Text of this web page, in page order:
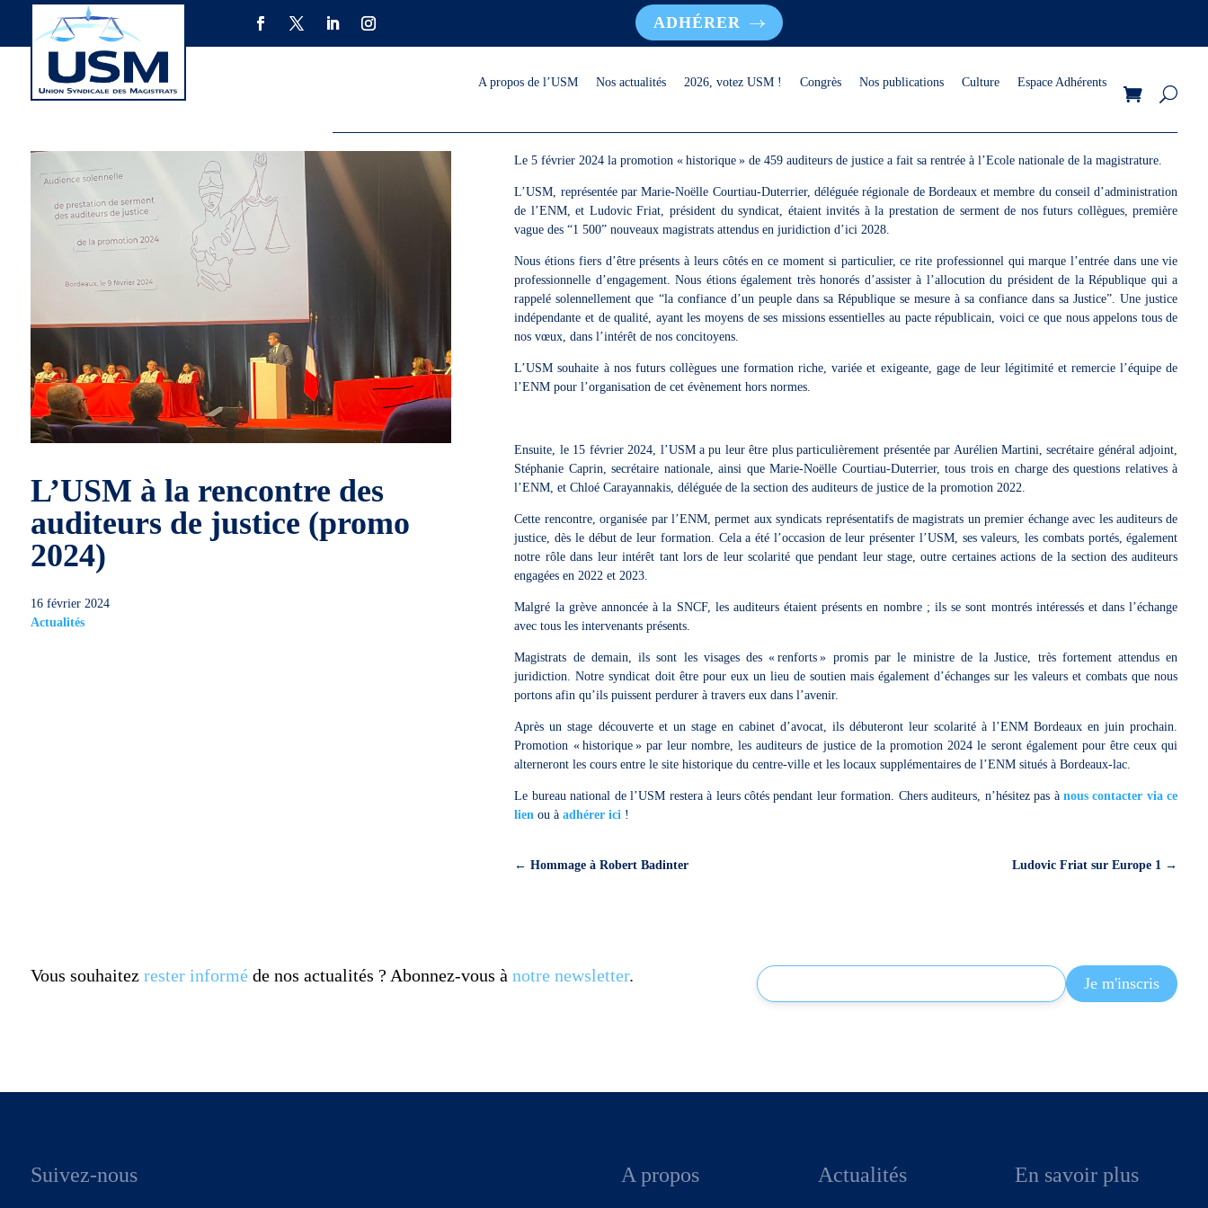
ADHÉRER
A propos de l’USM Nos actualités 2026, votez USM ! Congrès Nos publications Culture Espace Adhérents
L’USM à la rencontre des
auditeurs de justice (promo
2024)
16 février 2024
Actualités
Le 5 février 2024 la promotion « historique » de 459 auditeurs de justice a fait sa rentrée à l’Ecole nationale de la magistrature.
L’USM, représentée par Marie-Noëlle Courtiau-Duterrier, déléguée régionale de Bordeaux et membre du conseil d’administration
de l’ENM, et Ludovic Friat, président du syndicat, étaient invités à la prestation de serment de nos futurs collègues, première
vague des “1 500” nouveaux magistrats attendus en juridiction d’ici 2028.
Nous étions fiers d’être présents à leurs côtés en ce moment si particulier, ce rite professionnel qui marque l’entrée dans une vie
professionnelle d’engagement. Nous étions également très honorés d’assister à l’allocution du président de la République qui a
rappelé solennellement que “la confiance d’un peuple dans sa République se mesure à sa confiance dans sa Justice”. Une justice
indépendante et de qualité, ayant les moyens de ses missions essentielles au pacte républicain, voici ce que nous appelons tous de
nos vœux, dans l’intérêt de nos concitoyens.
L’USM souhaite à nos futurs collègues une formation riche, variée et exigeante, gage de leur légitimité et remercie l’équipe de
l’ENM pour l’organisation de cet évènement hors normes.
Ensuite, le 15 février 2024, l’USM a pu leur être plus particulièrement présentée par Aurélien Martini, secrétaire général adjoint,
Stéphanie Caprin, secrétaire nationale, ainsi que Marie-Noëlle Courtiau-Duterrier, tous trois en charge des questions relatives à
l’ENM, et Chloé Carayannakis, déléguée de la section des auditeurs de justice de la promotion 2022.
Cette rencontre, organisée par l’ENM, permet aux syndicats représentatifs de magistrats un premier échange avec les auditeurs de
justice, dès le début de leur formation. Cela a été l’occasion de leur présenter l’USM, ses valeurs, les combats portés, également
notre rôle dans leur intérêt tant lors de leur scolarité que pendant leur stage, outre certaines actions de la section des auditeurs
engagées en 2022 et 2023.
Malgré la grève annoncée à la SNCF, les auditeurs étaient présents en nombre ; ils se sont montrés intéressés et dans l’échange
avec tous les intervenants présents.
Magistrats de demain, ils sont les visages des « renforts » promis par le ministre de la Justice, très fortement attendus en
juridiction. Notre syndicat doit être pour eux un lieu de soutien mais également d’échanges sur les valeurs et combats que nous
portons afin qu’ils puissent perdurer à travers eux dans l’avenir.
Après un stage découverte et un stage en cabinet d’avocat, ils débuteront leur scolarité à l’ENM Bordeaux en juin prochain.
Promotion « historique » par leur nombre, les auditeurs de justice de la promotion 2024 le seront également pour être ceux qui
alterneront les cours entre le site historique du centre-ville et les locaux supplémentaires de l’ENM situés à Bordeaux-lac.
Le bureau national de l’USM restera à leurs côtés pendant leur formation. Chers auditeurs, n’hésitez pas ànous contacter via ce
lien ou àadhérer ici !
←Hommage à Robert Badinter Ludovic Friat sur Europe 1 →
Vous souhaitez rester informéde nos actualités ? Abonnez-vous à notre newsletter.
Suivez-nous A propos Actualités En savoir plus